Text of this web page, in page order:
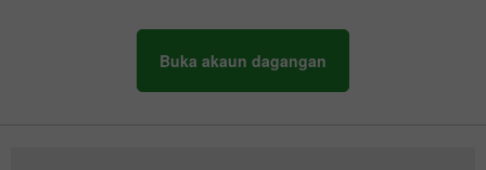
Buka akaun dagangan